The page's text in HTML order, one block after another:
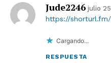
Jude2246 julio
https://
Cargando...
RESPUESTA